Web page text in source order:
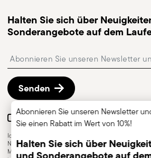
Halten Sie sich über
Sonderangebote auf dem
Senden
Ja, bitte fügen Sie mich zu Ihrer Newsletter-Liste
Ich bin über 16 Jahre alt und willige ein, den Sambonet
Neuigkeiten, Trends, Sonderverkäufen, Deals und
Marketingankündigungen zu erhalten. Mir ist bekannt,
Abonnieren Sie unseren Newsletter
Sie einen Rabatt im Wert von 10%!
Halten Sie sich über